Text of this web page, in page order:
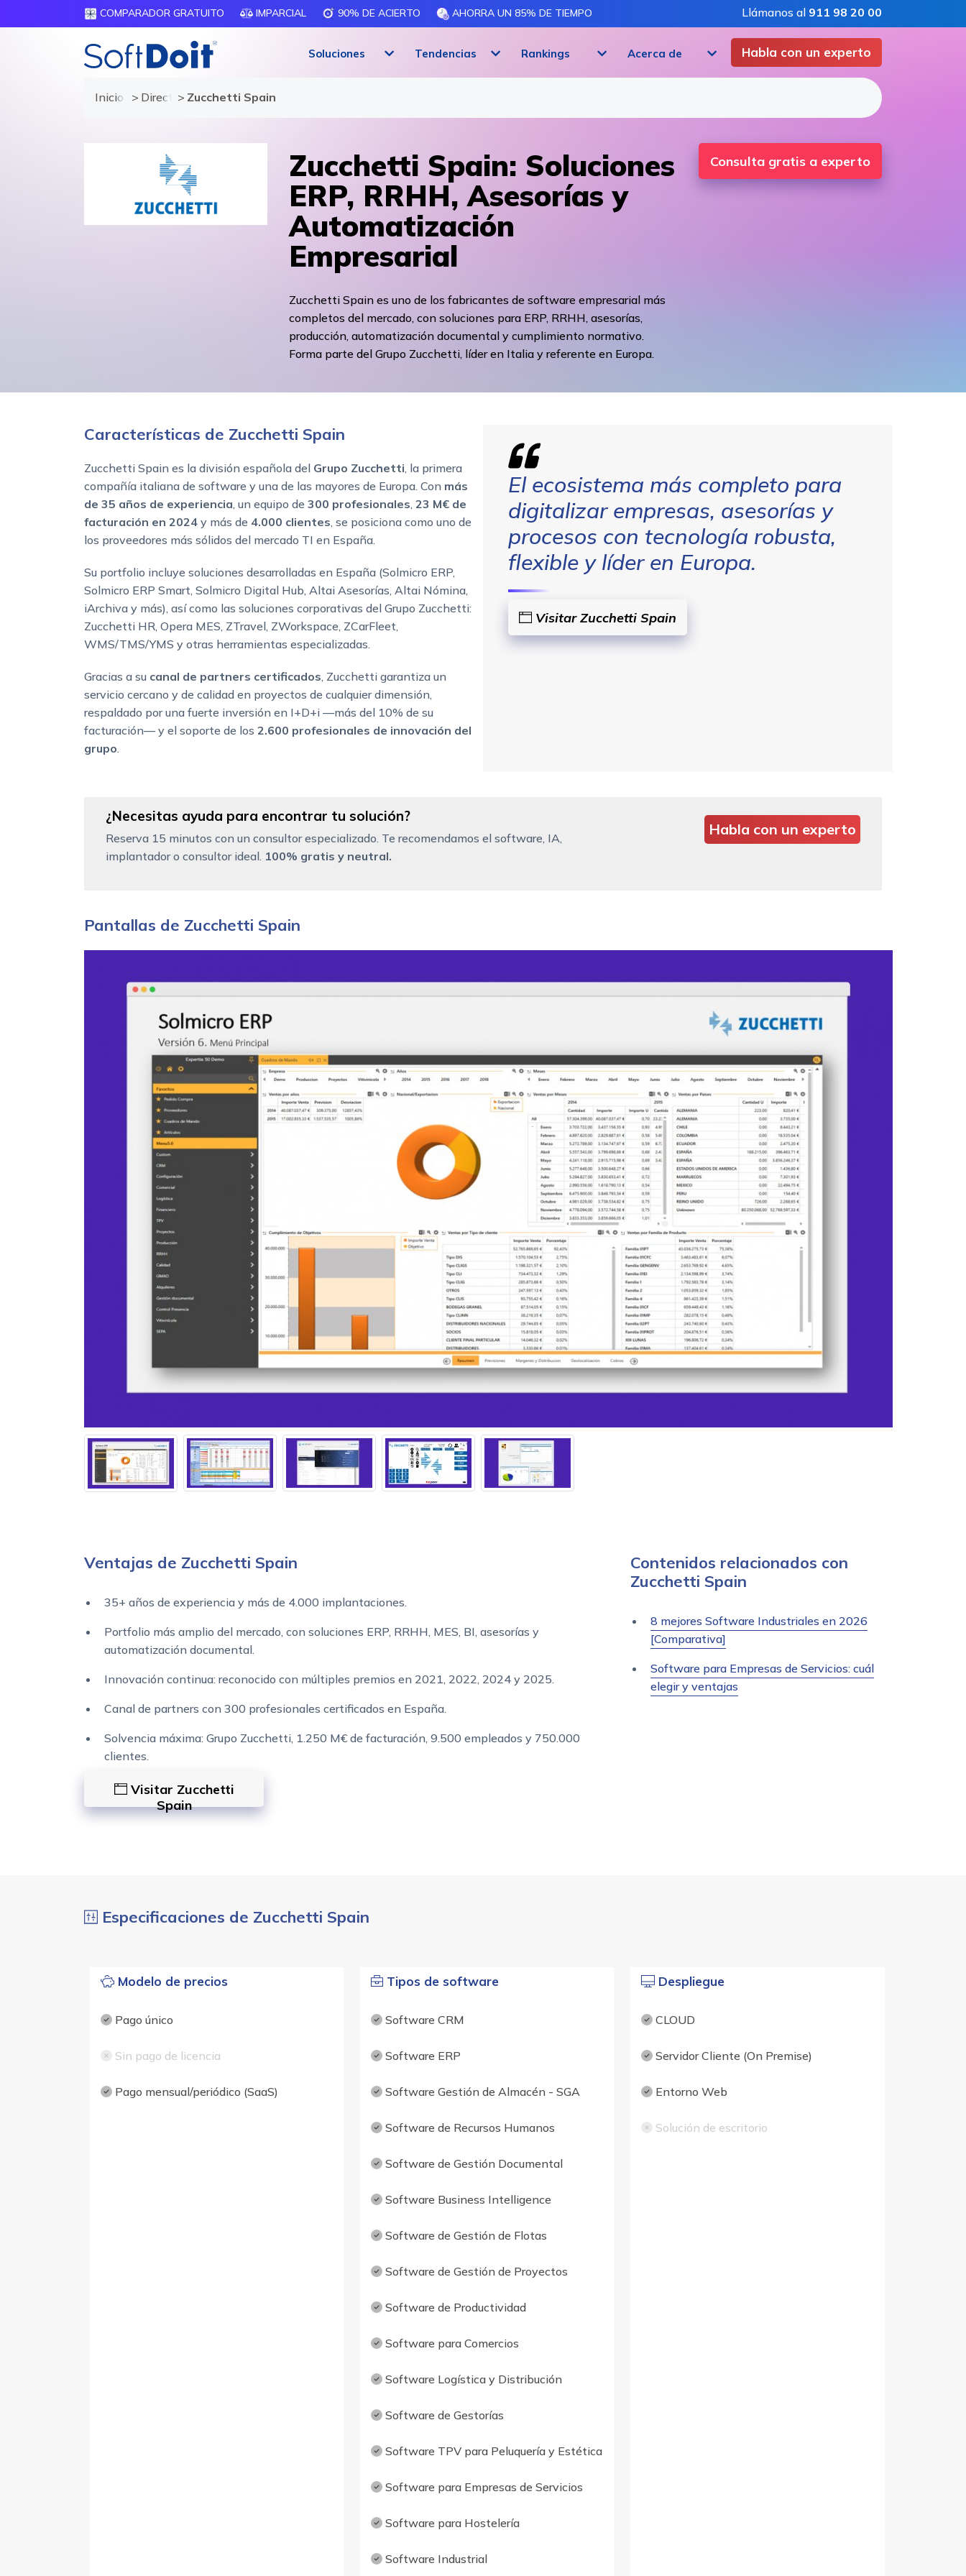
COMPARADOR GRATUITO IMPARCIAL 90% DE ACIERTO AHORRA UN 85% DE TIEMPO Llámanos al 911 98 20 00
Habla con un experto
Soluciones Tendencias Rankings Acerca de
Inicio Directorio de proveedores
Zucchetti Spain
Zucchetti Spain: Soluciones
ERP, RRHH, Asesorías y
Automatización
Empresarial
Zucchetti Spain es uno de los fabricantes de software empresarial más
completos del mercado, con soluciones para ERP, RRHH, asesorías,
producción, automatización documental y cumplimiento normativo.
Forma parte del Grupo Zucchetti, líder en Italia y referente en Europa.
Consulta gratis a experto
Características de Zucchetti Spain
Zucchetti Spain es la división española del Grupo Zucchetti, la primera
compañía italiana de software y una de las mayores de Europa. Con más
de 35 años de experiencia, un equipo de 300 profesionales, 23 M€ de
facturación en 2024 y más de 4.000 clientes, se posiciona como uno de
los proveedores más sólidos del mercado TI en España.
Su portfolio incluye soluciones desarrolladas en España (Solmicro ERP,
Solmicro ERP Smart, Solmicro Digital Hub, Altai Asesorías, Altai Nómina,
iArchiva y más), así como las soluciones corporativas del Grupo Zucchetti:
Zucchetti HR, Opera MES, ZTravel, ZWorkspace, ZCarFleet,
WMS/TMS/YMS y otras herramientas especializadas.
Gracias a su canal de partners certificados, Zucchetti garantiza un
servicio cercano y de calidad en proyectos de cualquier dimensión,
respaldado por una fuerte inversión en I+D+i —más del 10% de su
facturación— y el soporte de los 2.600 profesionales de innovación del
grupo.
El ecosistema más completo para
digitalizar empresas, asesorías y
procesos con tecnología robusta,
flexible y líder en Europa.
Visitar Zucchetti Spain
¿Necesitas ayuda para encontrar tu solución?
Reserva 15 minutos con un consultor especializado. Te recomendamos el software, IA,
implantador o consultor ideal. 100% gratis y neutral.
Habla con un experto
Pantallas de Zucchetti Spain
Ventajas de Zucchetti Spain
35+ años de experiencia y más de 4.000 implantaciones.
Portfolio más amplio del mercado, con soluciones ERP, RRHH, MES, BI, asesorías y
automatización documental.
Innovación continua: reconocido con múltiples premios en 2021, 2022, 2024 y 2025.
Canal de partners con 300 profesionales certificados en España.
Solvencia máxima: Grupo Zucchetti, 1.250 M€ de facturación, 9.500 empleados y 750.000
clientes.
Visitar Zucchetti
Spain
Contenidos relacionados con
Zucchetti Spain
8 mejores Software Industriales en 2026
[Comparativa]
Software para Empresas de Servicios: cuál
elegir y ventajas
Especificaciones de Zucchetti Spain
Modelo de precios
Pago único
Sin pago de licencia
Pago mensual/periódico (SaaS)
Tipos de software
Software CRM
Software ERP
Software Gestión de Almacén - SGA
Software de Recursos Humanos
Software de Gestión Documental
Software Business Intelligence
Software de Gestión de Flotas
Software de Gestión de Proyectos
Software de Productividad
Software para Comercios
Software Logística y Distribución
Software de Gestorías
Software TPV para Peluquería y Estética
Software para Empresas de Servicios
Software para Hostelería
Software Industrial
Despliegue
CLOUD
Servidor Cliente (On Premise)
Entorno Web
Solución de escritorio